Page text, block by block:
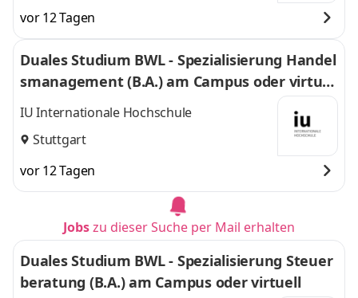
vor 12 Tagen
Duales Studium BWL - Spezialisierung Handel
smanagement (B.A.) am Campus oder virtuel
l
IU Internationale Hochschule
Stuttgart
vor 12 Tagen
Jobszu dieser Suche per Mail erhalten
Duales Studium BWL - Spezialisierung Steuer
beratung (B.A.) am Campus oder virtuell